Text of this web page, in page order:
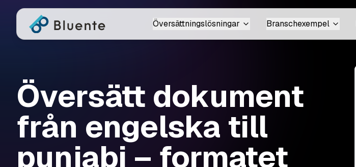
Översättningslösningar Branschexempel
Översätt dokument
från engelska till
punjabi – formatet